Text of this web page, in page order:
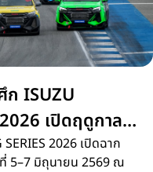
ก ISUZU
เปิดฤดูกาล
2026 เปิดฉาก
ที่ 5–7 มิถุนายน 2569 ณ